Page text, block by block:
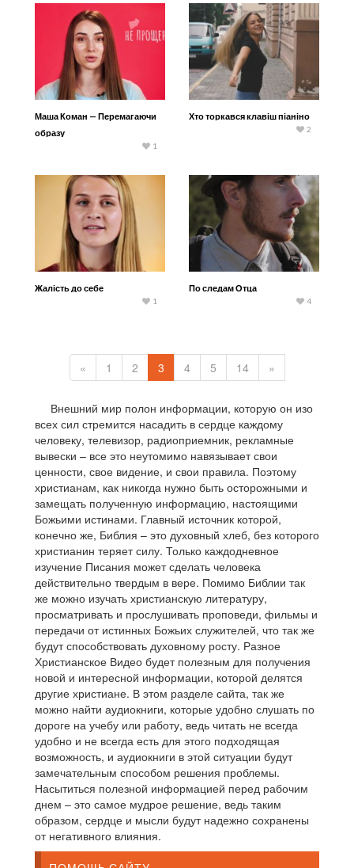
Маша Коман — Перемагаючи
образу
1
Хто торкався клавіш піаніно
2
Жалість до себе
1
По следам Отца
4
« 1 2 3 4 5 14 »
Внешний мир полон информации, которую он изо
всех сил стремится насадить в сердце каждому
человеку, телевизор, радиоприемник, рекламные
вывески – все это неутомимо навязывает свои
ценности, свое видение, и свои правила. Поэтому
христианам, как никогда нужно быть осторожными и
замещать полученную информацию, настоящими
Божьими истинами. Главный источник которой,
конечно же, Библия – это духовный хлеб, без которого
христианин теряет силу. Только каждодневное
изучение Писания может сделать человека
действительно твердым в вере. Помимо Библии так
же можно изучать христианскую литературу,
просматривать и прослушивать проповеди, фильмы и
передачи от истинных Божьих служителей, что так же
будут способствовать духовному росту. Разное
Христианское Видео будет полезным для получения
новой и интересной информации, которой делятся
другие христиане. В этом разделе сайта, так же
можно найти аудиокниги, которые удобно слушать по
дороге на учебу или работу, ведь читать не всегда
удобно и не всегда есть для этого подходящая
возможность, и аудиокниги в этой ситуации будут
замечательным способом решения проблемы.
Насытиться полезной информацией перед рабочим
днем – это самое мудрое решение, ведь таким
образом, сердце и мысли будут надежно сохранены
от негативного влияния.